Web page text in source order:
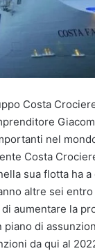
Costa
nel
Costa
sua flotta ha
altre sei
aumentare la
piano di
da qui al